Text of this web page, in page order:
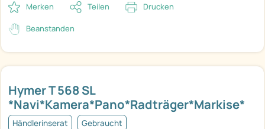
Hymer T 568 SL
*Navi*Kamera*Pano*Radträger*Markise*
Händlerinserat Gebraucht
Merken Teilen Drucken
Beanstanden